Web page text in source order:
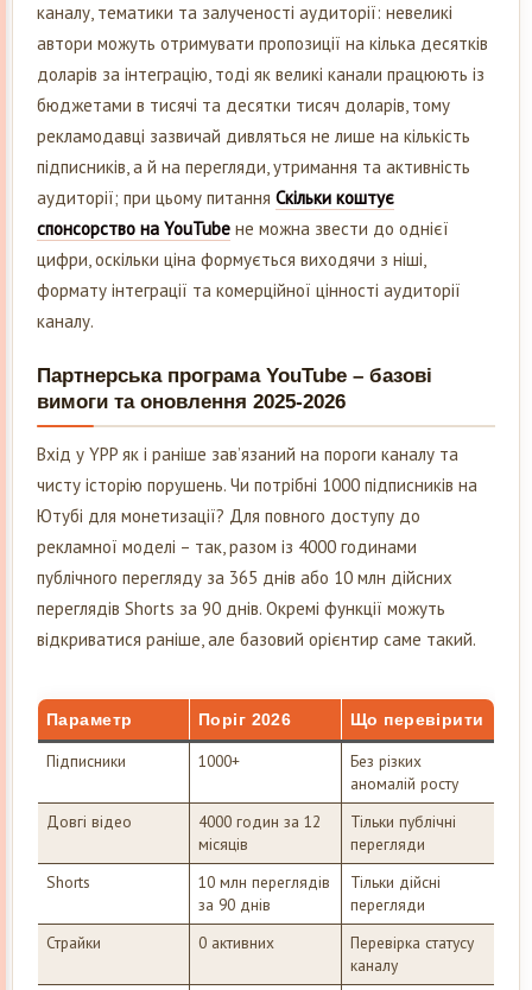
каналу, тематики та залученості аудиторії: невеликі
автори можуть отримувати пропозиції на кілька десятків
доларів за інтеграцію, тоді як великі канали працюють із
бюджетами в тисячі та десятки тисяч доларів, тому
рекламодавці зазвичай дивляться не лише на кількість
підписників, а й на перегляди, утримання та активність
аудиторії; при цьому питання Скільки коштує
спонсорство на YouTube не можна звести до однієї
цифри, оскільки ціна формується виходячи з ніші,
формату інтеграції та комерційної цінності аудиторії
каналу.
Партнерська програма YouTube – базові
вимоги та оновлення 2025-2026
Вхід у YPP як і раніше зав’язаний на пороги каналу та
чисту історію порушень. Чи потрібні 1000 підписників на
Ютубі для монетизації? Для повного доступу до
рекламної моделі – так, разом із 4000 годинами
публічного перегляду за 365 днів або 10 млн дійсних
переглядів Shorts за 90 днів. Окремі функції можуть
відкриватися раніше, але базовий орієнтир саме такий.
Параметр Поріг 2026 Що перевірити
Підписники 1000+
Без різких
аномалій росту
Довгі відео
4000 годин за 12
місяців
Тільки публічні
перегляди
Shorts
10 млн переглядів
за 90 днів
Тільки дійсні
перегляди
Страйки
0 активних
Перевірка статусу
каналу